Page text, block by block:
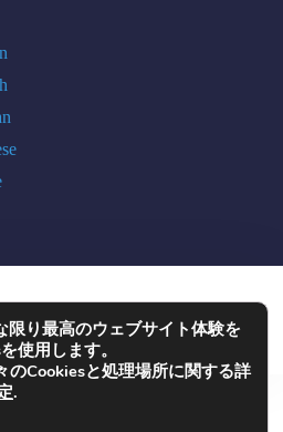
MATERIAL TECHNOLOGY CO.,
RESERVED
限り最高のウェブサイト体験を
使用します。
のCookiesと処理場所に関する詳
.